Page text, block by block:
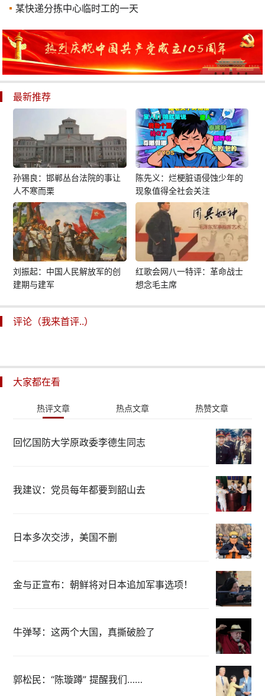
某快递分拣中心临时工的一天
最新推荐
孙锡良：邯郸丛台法院的事让
人不寒而栗
陈先义：烂梗脏语侵蚀少年的
现象值得全社会关注
刘振起：中国人民解放军的创
建期与建军
红歌会网八一特评：革命战士
想念毛主席
评论（我来首评..）
大家都在看
热评文章 热点文章 热赞文章
回忆国防大学原政委李德生同志
我建议：党员每年都要到韶山去
日本多次交涉，美国不删
金与正宣布：朝鲜将对日本追加军事选项！
牛弹琴：这两个大国，真撕破脸了
郭松民：“陈璇蹲” 提醒我们……